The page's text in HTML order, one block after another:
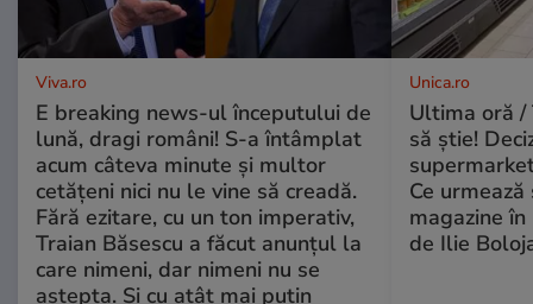
Viva.ro
E breaking news-ul începutului de
lună, dragi români! S-a întâmplat
acum câteva minute și multor
cetățeni nici nu le vine să creadă.
Fără ezitare, cu un ton imperativ,
Traian Băsescu a făcut anunțul la
care nimeni, dar nimeni nu se
aștepta. Și cu atât mai puțin
Unica.ro
Ultima oră /
să știe!
Ce
magazine
de Ilie